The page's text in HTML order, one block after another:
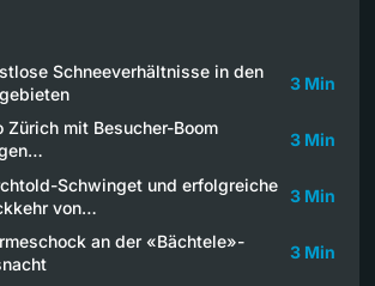
Schneeverhältnisse in den
3 Min
Zürich mit Besucher-Boom
3 Min
Schwinget und erfolgreiche
von…
3 Min
an der «Bächtele»-
3 Min